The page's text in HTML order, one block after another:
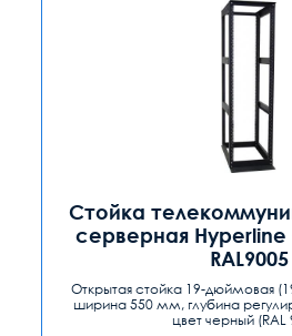
Стойка
серверная Hyperline
RAL9005
Открытая стойка 19-дюймовая
ширина 550 мм, глубина
цвет черный (RAL